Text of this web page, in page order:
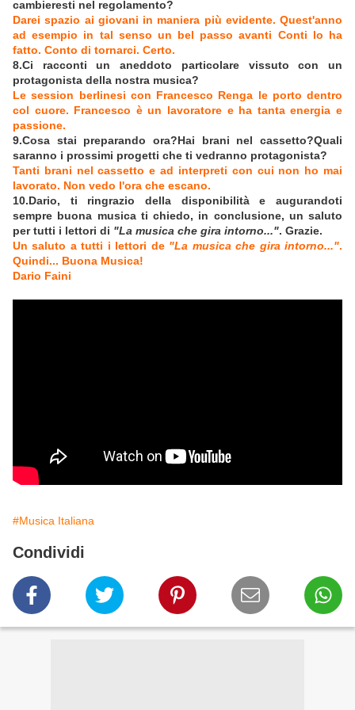
cambieresti nel regolamento?
Darei spazio ai giovani in maniera più evidente. Quest'anno
ad esempio in tal senso un bel passo avanti Conti lo ha
fatto. Conto di tornarci. Certo.
8.Ci racconti un aneddoto particolare vissuto con un
protagonista della nostra musica?
Le session berlinesi con Francesco Renga le porto dentro
col cuore. Francesco è un lavoratore e ha tanta energia e
passione.
9.Cosa stai preparando ora?Hai brani nel cassetto?Quali
saranno i prossimi progetti che ti vedranno protagonista?
Tanti brani nel cassetto e ad interpreti con cui non ho mai
lavorato. Non vedo l'ora che escano.
10.Dario, ti ringrazio della disponibilità e augurandoti
sempre buona musica ti chiedo, in conclusione, un saluto
per tutti i lettori di "La musica che gira intorno...". Grazie.
Un saluto a tutti i lettori de "La musica che gira intorno...".
Quindi... Buona Musica!
Dario Faini
#Musica Italiana
Condividi